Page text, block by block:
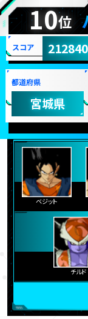
10位
スコア
都道府県
宮城県
ベジット
チルド